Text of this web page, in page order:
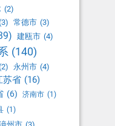
(2)
常德市 (3)
建瓯市 (4)
(140)
永州市 (4)
苏省 (16)
(6) 济南市 (1)
(1)